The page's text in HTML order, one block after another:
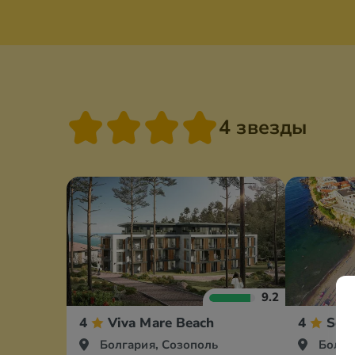
4 звезды
9.2
4 Viva Mare Beach
Болгария, Созополь
4